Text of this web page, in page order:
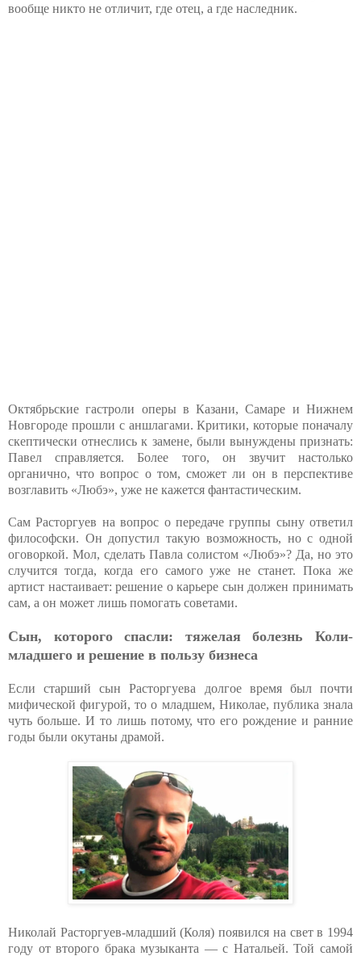
вообще никто не отличит, где отец, а где наследник.
Октябрьские гастроли оперы в Казани, Самаре и Нижнем
Новгороде прошли с аншлагами. Критики, которые поначалу
скептически отнеслись к замене, были вынуждены признать:
Павел справляется. Более того, он звучит настолько
органично, что вопрос о том, сможет ли он в перспективе
возглавить «Любэ», уже не кажется фантастическим.
Сам Расторгуев на вопрос о передаче группы сыну ответил
философски. Он допустил такую возможность, но с одной
оговоркой. Мол, сделать Павла солистом «Любэ»? Да, но это
случится тогда, когда его самого уже не станет. Пока же
артист настаивает: решение о карьере сын должен принимать
сам, а он может лишь помогать советами.
Сын, которого спасли: тяжелая болезнь Коли-
младшего и решение в пользу бизнеса
Если старший сын Расторгуева долгое время был почти
мифической фигурой, то о младшем, Николае, публика знала
чуть больше. И то лишь потому, что его рождение и ранние
годы были окутаны драмой.
Николай Расторгуев-младший (Коля) появился на свет в 1994
году от второго брака музыканта — с Натальей. Той самой